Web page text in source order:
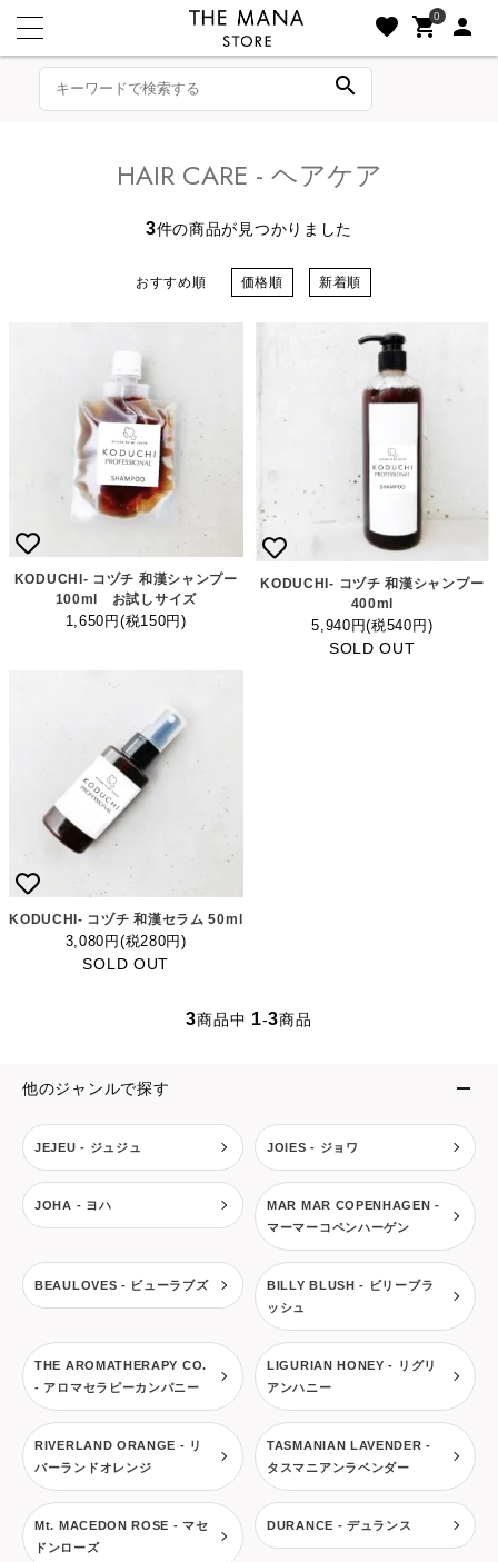
favorite 0
shopping_cart person
search
HAIR CARE - ヘアケア
3件の商品が見つかりました
おすすめ順 価格順 新着順
KODUCHI- コヅチ 和漢シャンプー
100ml お試しサイズ
1,650円(税150円)
KODUCHI- コヅチ 和漢シャンプー
400ml
5,940円(税540円)
SOLD OUT
KODUCHI- コヅチ 和漢セラム 50ml
3,080円(税280円)
SOLD OUT
3商品中 1-3商品
他のジャンルで探す
JEJEU - ジュジュ JOIES - ジョワ
JOHA - ヨハ
MAR MAR COPENHAGEN -
マーマーコペンハーゲン
BEAULOVES - ビューラブズ
BILLY BLUSH - ビリーブラ
ッシュ
THE AROMATHERAPY CO.
- アロマセラピーカンパニー
LIGURIAN HONEY - リグリ
アンハニー
RIVERLAND ORANGE - リ
バーランドオレンジ
TASMANIAN LAVENDER -
タスマニアンラベンダー
Mt. MACEDON ROSE - マセ
ドンローズ
DURANCE - デュランス